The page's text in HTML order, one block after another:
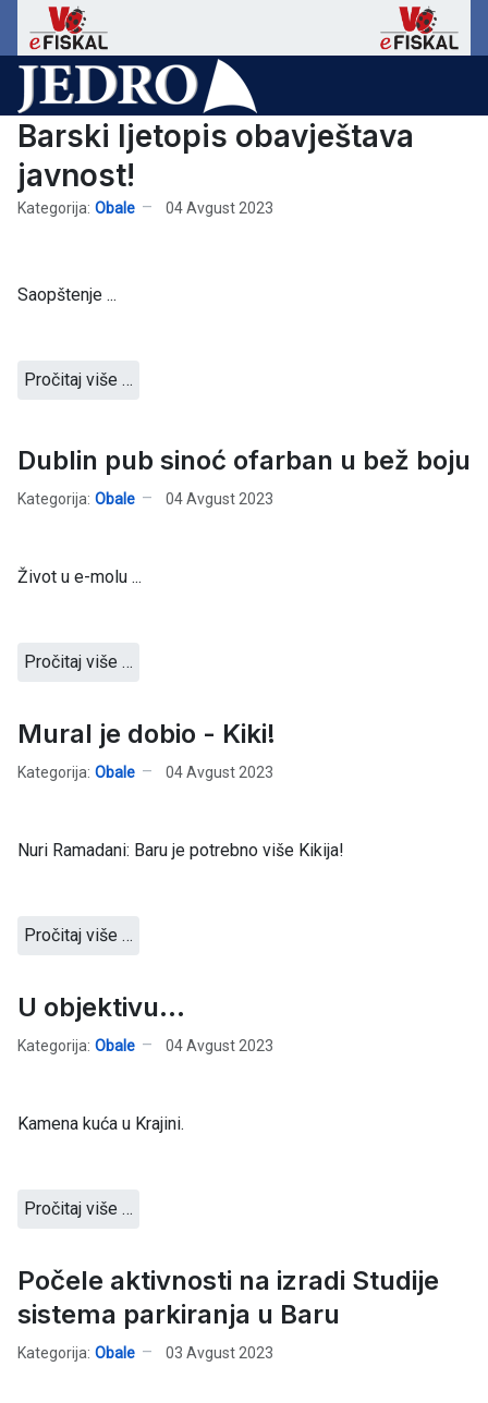
Barski ljetopis obavještava
javnost!
Kategorija: Obale 04 Avgust 2023
Saopštenje ...
Pročitaj više …
Dublin pub sinoć ofarban u bež boju
Kategorija: Obale 04 Avgust 2023
Život u e-molu ...
Pročitaj više …
Mural je dobio - Kiki!
Kategorija: Obale 04 Avgust 2023
Nuri Ramadani: Baru je potrebno više Kikija!
Pročitaj više …
U objektivu...
Kategorija: Obale 04 Avgust 2023
Kamena kuća u Krajini.
Pročitaj više …
Počele aktivnosti na izradi Studije
sistema parkiranja u Baru
Kategorija: Obale 03 Avgust 2023